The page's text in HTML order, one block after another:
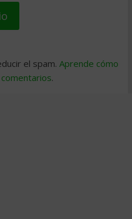
el spam. Aprende cómo
.